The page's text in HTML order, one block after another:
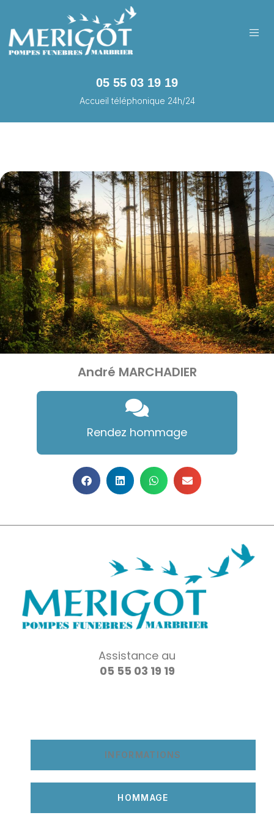
05 55 03 19 19
Accueil téléphonique 24h/24
André MARCHADIER
Rendez hommage
Assistance au
05 55 03 19 19
INFORMATIONS
HOMMAGE